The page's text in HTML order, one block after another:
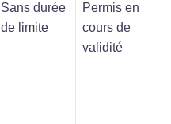
Sans durée
de limite
Permis en
cours de
validité